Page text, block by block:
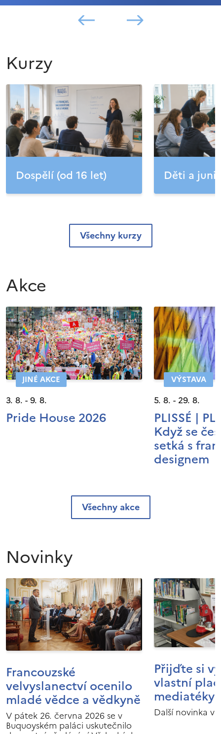
Kurzy
Dospělí (od 16 let) Děti a
Všechny kurzy
Akce
JINÉ AKCE
3. 8. - 9. 8.
Pride House 2026
VÝSTAVA
5. 8. - 29. 8.
PLISSÉ |
Když se
setká s
designem
Všechny akce
Novinky
Francouzské
velvyslanectví ocenilo
mladé vědce a vědkyně
V pátek 26. června 2026 se v
Buquoyském paláci uskutečnilo
Přijďte si
vlastní
mediatéky
Další novinka v